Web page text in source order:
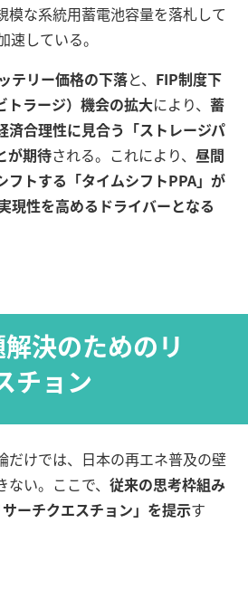
模な系統用蓄電池容量を落札して
している。
テリー価格の下落と、 FIP制度下
トラージ）機会の拡大により、 蓄
済合理性に見合う「ストレージパ
が期待される。これにより、 昼間
フトする「タイムシフトPPA」が
現性を高めるドライバーとなる
決のためのリ
チョン
だけでは、日本の再エネ普及の壁
い。ここで、 従来の思考枠組み
ーチクエスチョン」を提示す